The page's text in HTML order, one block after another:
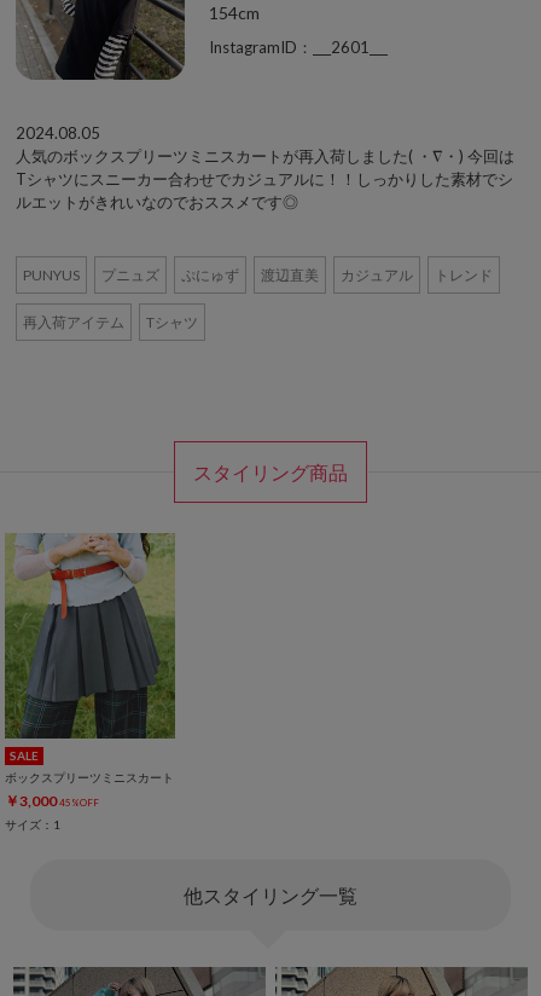
154cm
InstagramID：___2601___
2024.08.05
人気のボックスプリーツミニスカートが再入荷しました( ・∇・) 今回は
Tシャツにスニーカー合わせでカジュアルに！！しっかりした素材でシ
ルエットがきれいなのでおススメです◎
PUNYUS プニュズ ぷにゅず 渡辺直美 カジュアル トレンド
再入荷アイテム Tシャツ
スタイリング商品
SALE
ボックスプリーツミニスカート
￥3,000 45%OFF
サイズ：1
他スタイリング一覧